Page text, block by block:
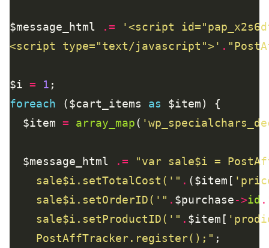
$message_html
.=
<script type="text/javascript">' .
$i = 1
foreach ($cart_items as
  $item
= array_map(
  $message_html
.= "var sale$i
    sale
$i .setTotalCost('" . ($item[
    sale
$i .setOrderID('" . $purchase->id .
    sale
$i .setProductID('" . $item[
    PostAffTracker.register();"